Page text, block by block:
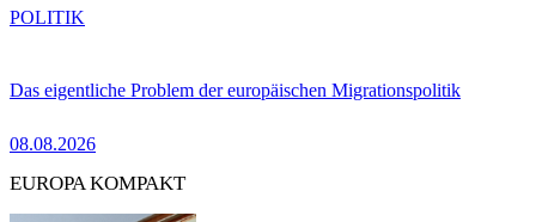
Das eigentliche Problem der europäischen Migrationspolitik
08.08.2026
POLITIK
EUROPA KOMPAKT